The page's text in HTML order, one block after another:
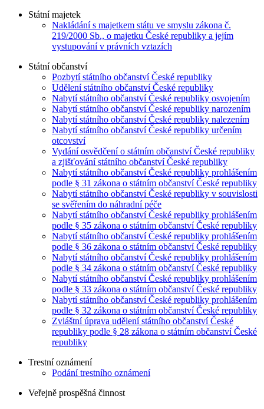
Státní majetek
Nakládání s majetkem státu ve smyslu zákona č.
219/2000 Sb., o majetku České republiky a jejím
vystupování v právních vztazích
Státní občanství
Pozbytí státního občanství České republiky
Udělení státního občanství České republiky
Nabytí státního občanství České republiky osvojením
Nabytí státního občanství České republiky narozením
Nabytí státního občanství České republiky nalezením
Nabytí státního občanství České republiky určením
otcovství
Vydání osvědčení o státním občanství České republiky
a zjišťování státního občanství České republiky
Nabytí státního občanství České republiky prohlášením
podle § 31 zákona o státním občanství České republiky
Nabytí státního občanství České republiky v souvislosti
se svěřením do náhradní péče
Nabytí státního občanství České republiky prohlášením
podle § 35 zákona o státním občanství České republiky
Nabytí státního občanství České republiky prohlášením
podle § 36 zákona o státním občanství České republiky
Nabytí státního občanství České republiky prohlášením
podle § 34 zákona o státním občanství České republiky
Nabytí státního občanství České republiky prohlášením
podle § 33 zákona o státním občanství České republiky
Nabytí státního občanství České republiky prohlášením
podle § 32 zákona o státním občanství České republiky
Zvláštní úprava udělení státního občanství České
republiky podle § 28 zákona o státním občanství České
republiky
Trestní oznámení
Podání trestního oznámení
Veřejně prospěšná činnost